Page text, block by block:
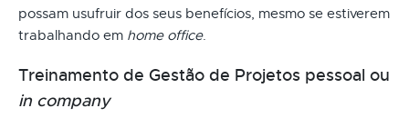
possam usufruir dos seus benefícios, mesmo se estiverem
trabalhando em home office.
Treinamento de Gestão de Projetos pessoal ou
in company